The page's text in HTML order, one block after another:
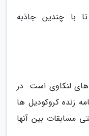
با چندین جاذبه
لنکاوی است. در
زنده کروکودیل ها
مسابقات بین آنها